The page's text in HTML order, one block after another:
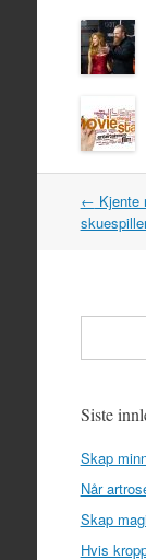
Post
← Kjente
Siste
Skap
Når
Skap
Hvis